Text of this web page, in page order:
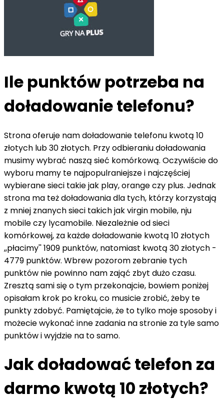
Ile punktów potrzeba na
doładowanie telefonu?
Strona oferuje nam doładowanie telefonu kwotą 10
złotych lub 30 złotych. Przy odbieraniu doładowania
musimy wybrać naszą sieć komórkową. Oczywiście do
wyboru mamy te najpopulraniejsze i najczęściej
wybierane sieci takie jak play, orange czy plus. Jednak
strona ma też doładowania dla tych, którzy korzystają
z mniej znanych sieci takich jak virgin mobile, nju
mobile czy lycamobile. Niezależnie od sieci
komórkowej, za każde doładowanie kwotą 10 złotych
,,płacimy'' 1909 punktów, natomiast kwotą 30 złotych -
4779 punktów. Wbrew pozorom zebranie tych
punktów nie powinno nam zająć zbyt dużo czasu.
Zresztą sami się o tym przekonajcie, bowiem poniżej
opisałam krok po kroku, co musicie zrobić, żeby te
punkty zdobyć. Pamiętajcie, że to tylko moje sposoby i
możecie wykonać inne zadania na stronie za tyle samo
punktów i wyjdzie na to samo.
Jak doładować telefon za
darmo kwotą 10 złotych?